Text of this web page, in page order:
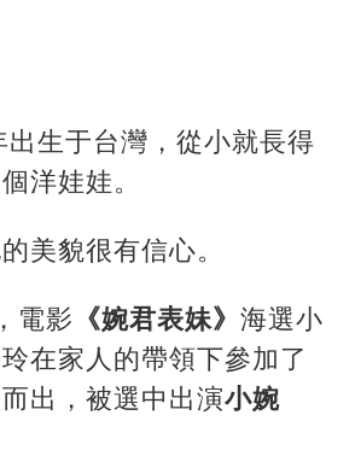
生于台灣，從小就長得
洋娃娃。
美貌很有信心。
電影 《婉君表妹》 海選小
在家人的帶領下參加了
出，被選中出演小婉